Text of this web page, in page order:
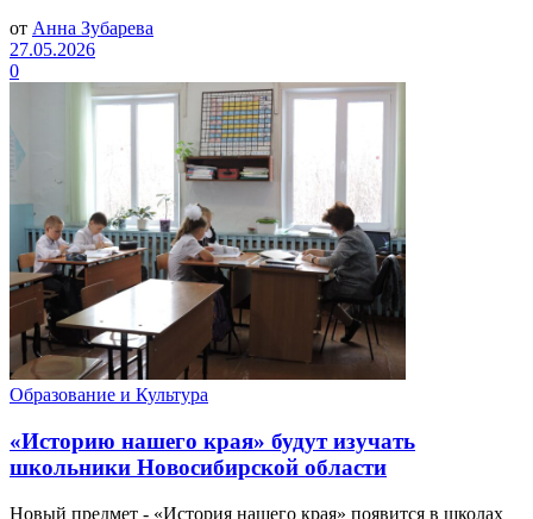
от Анна Зубарева
27.05.2026
0
Образование и Культура
«Историю нашего края» будут изучать
школьники Новосибирской области
Новый предмет - «История нашего края» появится в школах